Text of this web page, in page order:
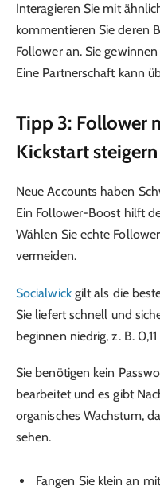
Interagieren Sie mit
kommentieren Sie deren
Follower an. Sie
Eine Partnerschaft kann
Tipp 3: Follower
Kickstart steigern
Neue Accounts haben
Ein Follower-Boost hilft
Wählen Sie echte
vermeiden.
Socialwickgilt als die
Sie liefert schnell und
beginnen niedrig, z. B.
Sie benötigen kein
bearbeitet und es gibt
organisches Wachstum,
sehen.
Fangen Sie klein an